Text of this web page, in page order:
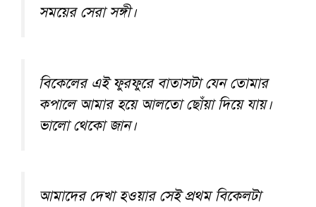
সময়ের সেরা সঙ্গী।
বিকেলের এই ফুরফুরে বাতাসটা যেন তোমার
কপালে আমার হয়ে আলতো ছোঁয়া দিয়ে যায়।
ভালো থেকো জান।
আমাদের দেখা হওয়ার সেই প্রথম বিকেলটা